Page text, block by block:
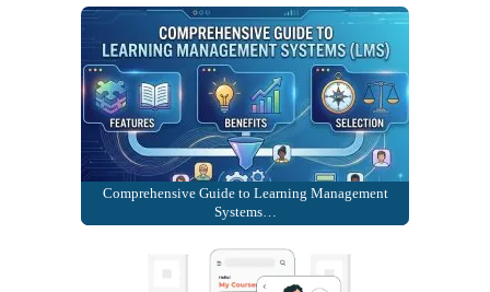
Comprehensive Guide to Learning Management
Systems…